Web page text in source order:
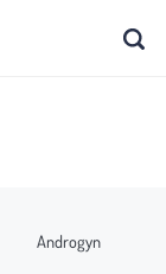
Androgyn